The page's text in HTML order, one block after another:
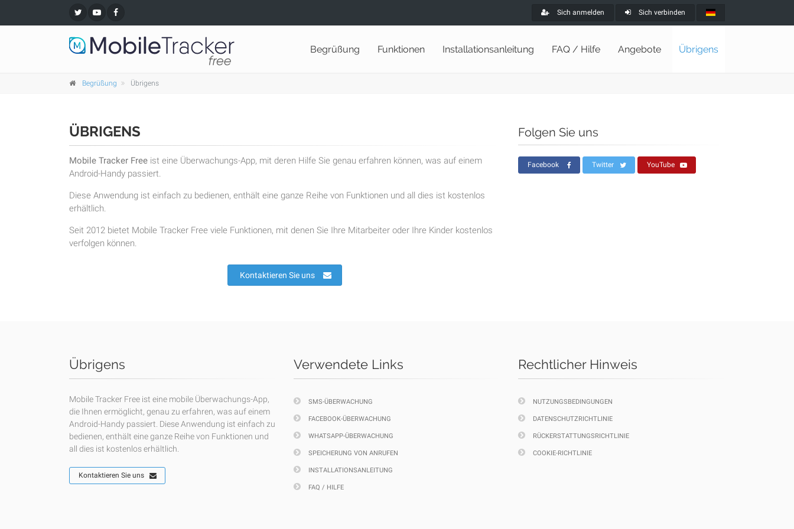
Sich anmelden Sich verbinden
Begrüßung Funktionen Installationsanleitung FAQ / Hilfe Angebote Übrigens
Begrüßung Übrigens
ÜBRIGENS
Mobile Tracker Free ist eine Überwachungs-App, mit deren Hilfe Sie genau erfahren können, was auf einem
Android-Handy passiert.
Diese Anwendung ist einfach zu bedienen, enthält eine ganze Reihe von Funktionen und all dies ist kostenlos
erhältlich.
Seit 2012 bietet Mobile Tracker Free viele Funktionen, mit denen Sie Ihre Mitarbeiter oder Ihre Kinder kostenlos
verfolgen können.
Kontaktieren Sie uns
Folgen Sie uns
Facebook Twitter YouTube
Übrigens
Mobile Tracker Free ist eine mobile Überwachungs-App,
die Ihnen ermöglicht, genau zu erfahren, was auf einem
Android-Handy passiert. Diese Anwendung ist einfach zu
bedienen, enthält eine ganze Reihe von Funktionen und
all dies ist kostenlos erhältlich.
Kontaktieren Sie uns
Verwendete Links
SMS-ÜBERWACHUNG
FACEBOOK-ÜBERWACHUNG
WHATSAPP-ÜBERWACHUNG
SPEICHERUNG VON ANRUFEN
INSTALLATIONSANLEITUNG
FAQ / HILFE
Rechtlicher Hinweis
NUTZUNGSBEDINGUNGEN
DATENSCHUTZRICHTLINIE
RÜCKERSTATTUNGSRICHTLINIE
COOKIE-RICHTLINIE